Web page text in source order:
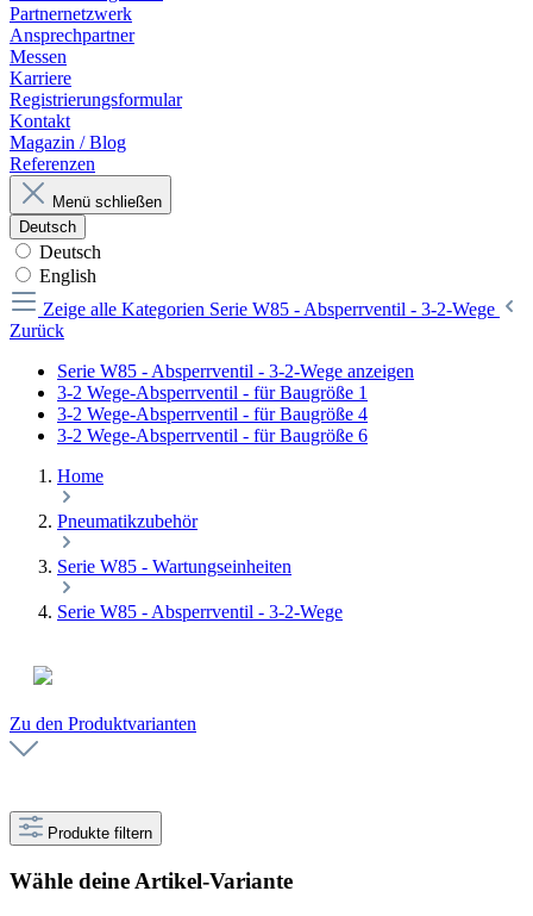
Partnernetzwerk
Ansprechpartner
Messen
Karriere
Registrierungsformular
Kontakt
Magazin / Blog
Referenzen
Menü schließen
Deutsch
Deutsch
English
Zeige alle Kategorien Serie W85 - Absperrventil - 3-2-Wege
Zurück
Serie W85 - Absperrventil - 3-2-Wege anzeigen
3-2 Wege-Absperrventil - für Baugröße 1
3-2 Wege-Absperrventil - für Baugröße 4
3-2 Wege-Absperrventil - für Baugröße 6
Home
Pneumatikzubehör
Serie W85 - Wartungseinheiten
Serie W85 - Absperrventil - 3-2-Wege
Zu den Produktvarianten
Produkte filtern
Wähle deine Artikel-Variante